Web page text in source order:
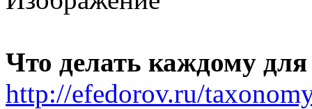
Что делать каждому
http://efedorov.ru/